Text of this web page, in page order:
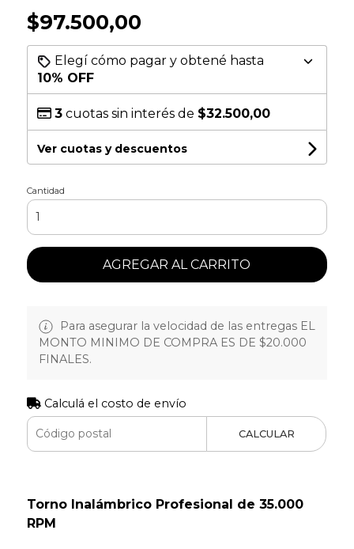
$97.500,00
Elegí cómo pagar y obtené hasta
10% OFF
3cuotas sin interés de $32.500,00
Ver cuotas y descuentos
Cantidad
AGREGAR AL CARRITO
Para asegurar la velocidad de las entregas EL
MONTO MINIMO DE COMPRA ES DE $20.000
FINALES.
Calculá el costo de envío
CALCULAR
Torno Inalámbrico Profesional de 35.000
RPM